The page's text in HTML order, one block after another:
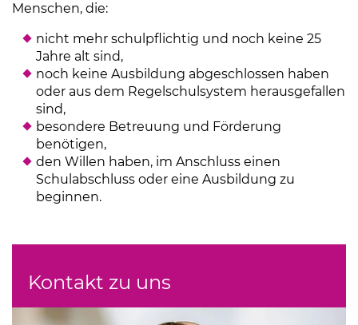
Menschen, die:
nicht mehr schulpflichtig und noch keine 25
Jahre alt sind,
noch keine Ausbildung abgeschlossen haben
oder aus dem Regelschulsystem herausgefallen
sind,
besondere Betreuung und Förderung
benötigen,
den Willen haben, im Anschluss einen
Schulabschluss oder eine Ausbildung zu
beginnen.
Kontakt zu uns